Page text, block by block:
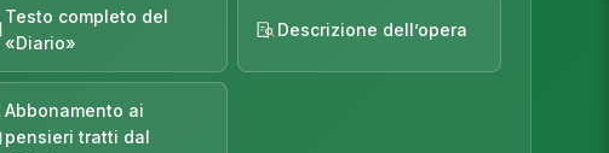
Testo completo del
«Diario»
Descrizione dell’opera
Abbonamento ai
pensieri tratti dal